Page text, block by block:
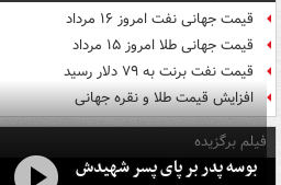
قیمت جهانی نفت امروز ۱۶ مرداد
قیمت جهانی طلا امروز ۱۵ مرداد
قیمت نفت برنت به ۷۹ دلار رسید
افزایش قیمت طلا و نقره جهانی
فیلم برگزیده
بوسه‌ پدر بر پای پسر شهیدش